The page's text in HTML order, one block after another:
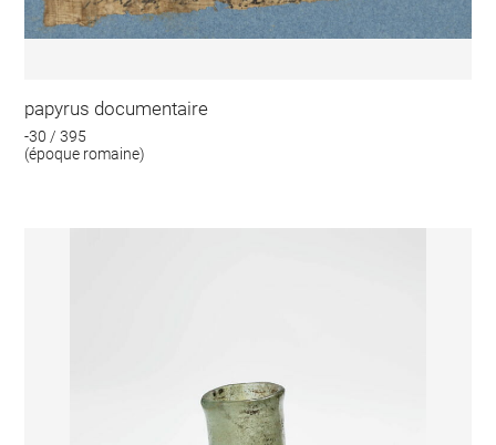
papyrus documentaire
-30 / 395
(époque romaine)